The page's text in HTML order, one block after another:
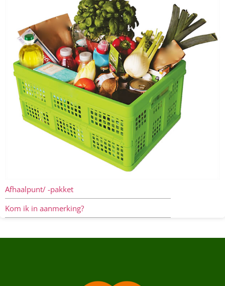
Afhaalpunt/ -pakket
Kom ik in aanmerking?